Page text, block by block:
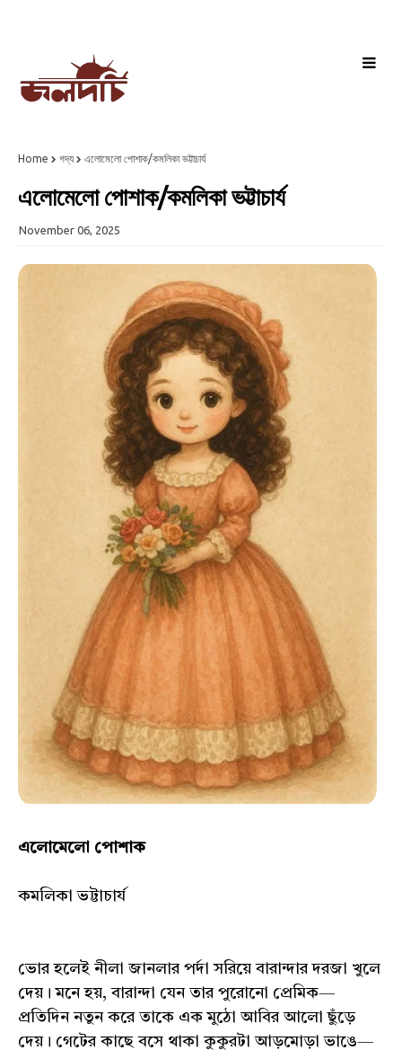
Home গদ্য এলোমেলো পোশাক/কমলিকা ভট্টাচার্য
এলোমেলো পোশাক/কমলিকা ভট্টাচার্য
November 06, 2025
এলোমেলো পোশাক
কমলিকা ভট্টাচার্য
ভোর হলেই নীলা জানলার পর্দা সরিয়ে বারান্দার দরজা খুলে
দেয়। মনে হয়, বারান্দা যেন তার পুরোনো প্রেমিক—
প্রতিদিন নতুন করে তাকে এক মুঠো আবির আলো ছুঁড়ে
দেয়। গেটের কাছে বসে থাকা কুকুরটা আড়মোড়া ভাঙে—